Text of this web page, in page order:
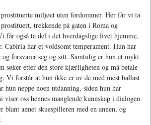
miljøet uten fordommer. Her får vi ta
trekkende på gaten i Roma og
får også ta del i det hverdagslige livet hjemme,
Cabiria har et voldsomt temperament. Hun har
og forsvarer seg og sitt. Samtidig er hun et mykt
søker etter den store kjærligheten og må betale
Vi forstår at hun ikke er av de med mest ballast
neppe noen utdanning, siden hun har
oss hennes manglende kunnskap i dialogen
blant annet skuespilleren med en annen, og